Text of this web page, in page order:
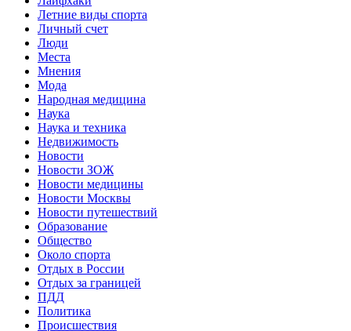
Летние виды спорта
Личный счет
Люди
Места
Мнения
Мода
Народная медицина
Наука
Наука и техника
Недвижимость
Новости
Новости ЗОЖ
Новости медицины
Новости Москвы
Новости путешествий
Образование
Общество
Около спорта
Отдых в России
Отдых за границей
ПДД
Политика
Происшествия